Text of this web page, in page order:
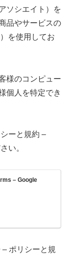
ソシエイト）を
品やサービスの
を使用してお
様のコンピュー
個人を特定でき
ーと規約 –
い。
– Google
ポリシーと規